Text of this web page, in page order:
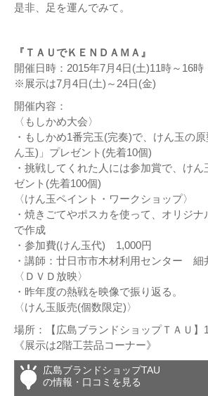
是非、足を運んでみて。
『ＴＡＵでＫＥＮＤＡＭＡ』
開催日時：2015年7月4日(土)11時～16時
※展示は7月4日(土)～24日(金)
開催内容：
〈もしかめ大会〉
・もしかめ1番完玉(完奏)で、けん玉の
ん玉)」プレゼント(先着10個)
・挑戦してくれた人には参加賞で、け
ゼント(先着100個)
〈けん玉ペイント・ワークショップ〉
・焼きごてやポスカを使って、オリジ
で作成
・参加費(けん玉代) 1,000円
・講師：廿日市市木材利用センター 細
〈ＤＶＤ放映〉
・昨年度の熱戦を映像で振り返る。
〈けん玉販売(個数限定)〉
場所：【広島ブランドショップＴＡＵ】
《展示は2階工芸品コーナー》
広島ブランドショップTAU
の情報・口コミを見る